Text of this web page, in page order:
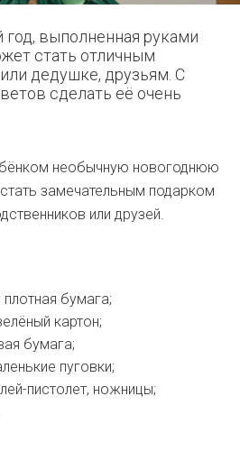
выполненная руками
стать отличным
дедушке, друзьям. С
сделать её очень
необычную новогоднюю
замечательным подарком
или друзей.
бумага;
картон;
бумага;
пуговки;
пистолет, ножницы;